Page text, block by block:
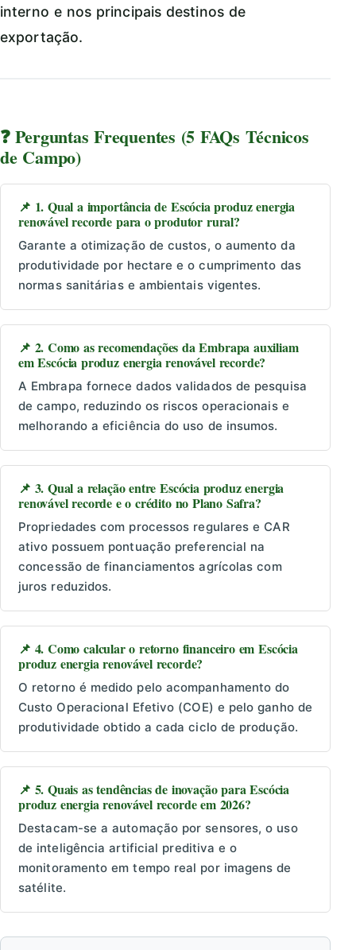
interno e nos principais destinos de
exportação.
❓ Perguntas Frequentes (5 FAQs Técnicos
de Campo)
📌 1. Qual a importância de Escócia produz energia
renovável recorde para o produtor rural?
Garante a otimização de custos, o aumento da
produtividade por hectare e o cumprimento das
normas sanitárias e ambientais vigentes.
📌 2. Como as recomendações da Embrapa auxiliam
em Escócia produz energia renovável recorde?
A Embrapa fornece dados validados de pesquisa
de campo, reduzindo os riscos operacionais e
melhorando a eficiência do uso de insumos.
📌 3. Qual a relação entre Escócia produz energia
renovável recorde e o crédito no Plano Safra?
Propriedades com processos regulares e CAR
ativo possuem pontuação preferencial na
concessão de financiamentos agrícolas com
juros reduzidos.
📌 4. Como calcular o retorno financeiro em Escócia
produz energia renovável recorde?
O retorno é medido pelo acompanhamento do
Custo Operacional Efetivo (COE) e pelo ganho de
produtividade obtido a cada ciclo de produção.
📌 5. Quais as tendências de inovação para Escócia
produz energia renovável recorde em 2026?
Destacam-se a automação por sensores, o uso
de inteligência artificial preditiva e o
monitoramento em tempo real por imagens de
satélite.